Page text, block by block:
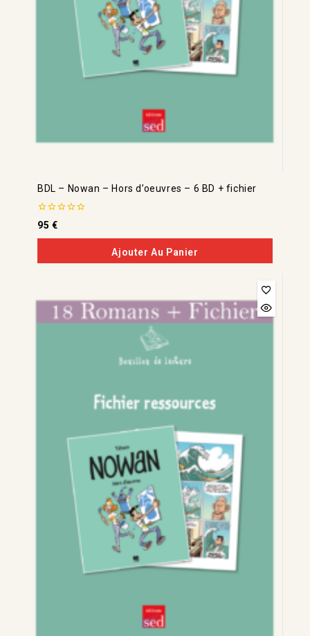
BDL – Nowan – Hors d’oeuvres – 6 BD + fichier
0
de
5
95 €
Ajouter Au Panier